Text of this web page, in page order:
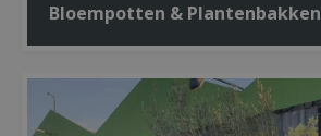
Bloempotten & Plantenbakken